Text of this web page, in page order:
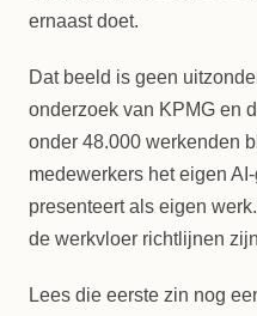
ernaast doet.
Dat beeld is geen
onderzoek van KPMG en
onder 48.000 werkenden
medewerkers het eigen
presenteert als eigen
de werkvloer richtlijnen
Lees die eerste zin nog